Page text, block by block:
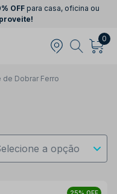
OFFpara casa, oficina ou
0
de Dobrar Ferro